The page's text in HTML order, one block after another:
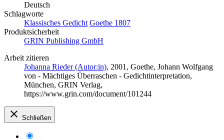
Deutsch
Schlagworte
Klassisches Gedicht Goethe 1807
Produktsicherheit
GRIN Publishing GmbH
Arbeit zitieren
Johanna Rieder (Autor:in), 2001, Goethe, Johann Wolfgang
von - Mächtiges Überraschen - Gedichtinterpretation,
München, GRIN Verlag,
https://www.grin.com/document/101244
Schließen